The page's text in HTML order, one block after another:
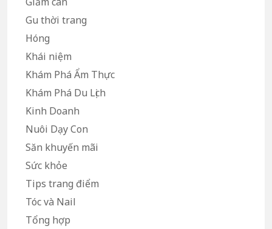
Gu thời trang
Hóng
Khái niệm
Khám Phá Ẩm Thực
Khám Phá Du Lịch
Kinh Doanh
Nuôi Dạy Con
Săn khuyến mãi
Sức khỏe
Tips trang điểm
Tóc và Nail
Tổng hợp